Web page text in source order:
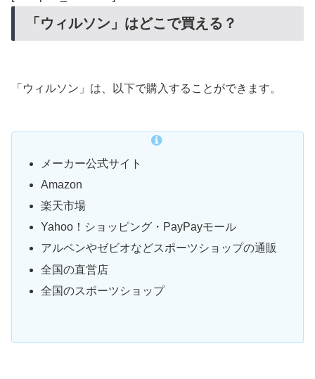
「ウィルソン」はどこで買える？
「ウィルソン」は、以下で購入することができます。
メーカー公式サイト
Amazon
楽天市場
Yahoo！ショッピング・PayPayモール
アルペンやゼビオなどスポーツショップの通販
全国の直営店
全国のスポーツショップ